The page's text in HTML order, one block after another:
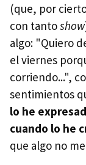
(que, por
con tantoshow
algo: "Quiero
el viernes
corriendo...",
sentimientos
lo he
cuando lo he
que algo no